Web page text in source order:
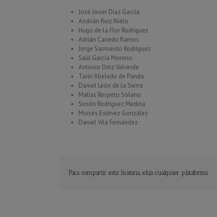
José Javier Díaz García
Andrián Ruíz Nieto
Hugo de la Flor Rodríguez
Adrián Canedo Ramos
Jorge Sarmiento Rodríguez
Saúl García Moreno
Antonio Ortiz Valverde
Tarín Abeledo de Pando
Daniel León de la Sierra
Matías Respeto Solano
Simón Rodríguez Medina
Moisés Estévez González
Daniel Vila Fernández
Para compartir esta historia, elija cualquier plataforma